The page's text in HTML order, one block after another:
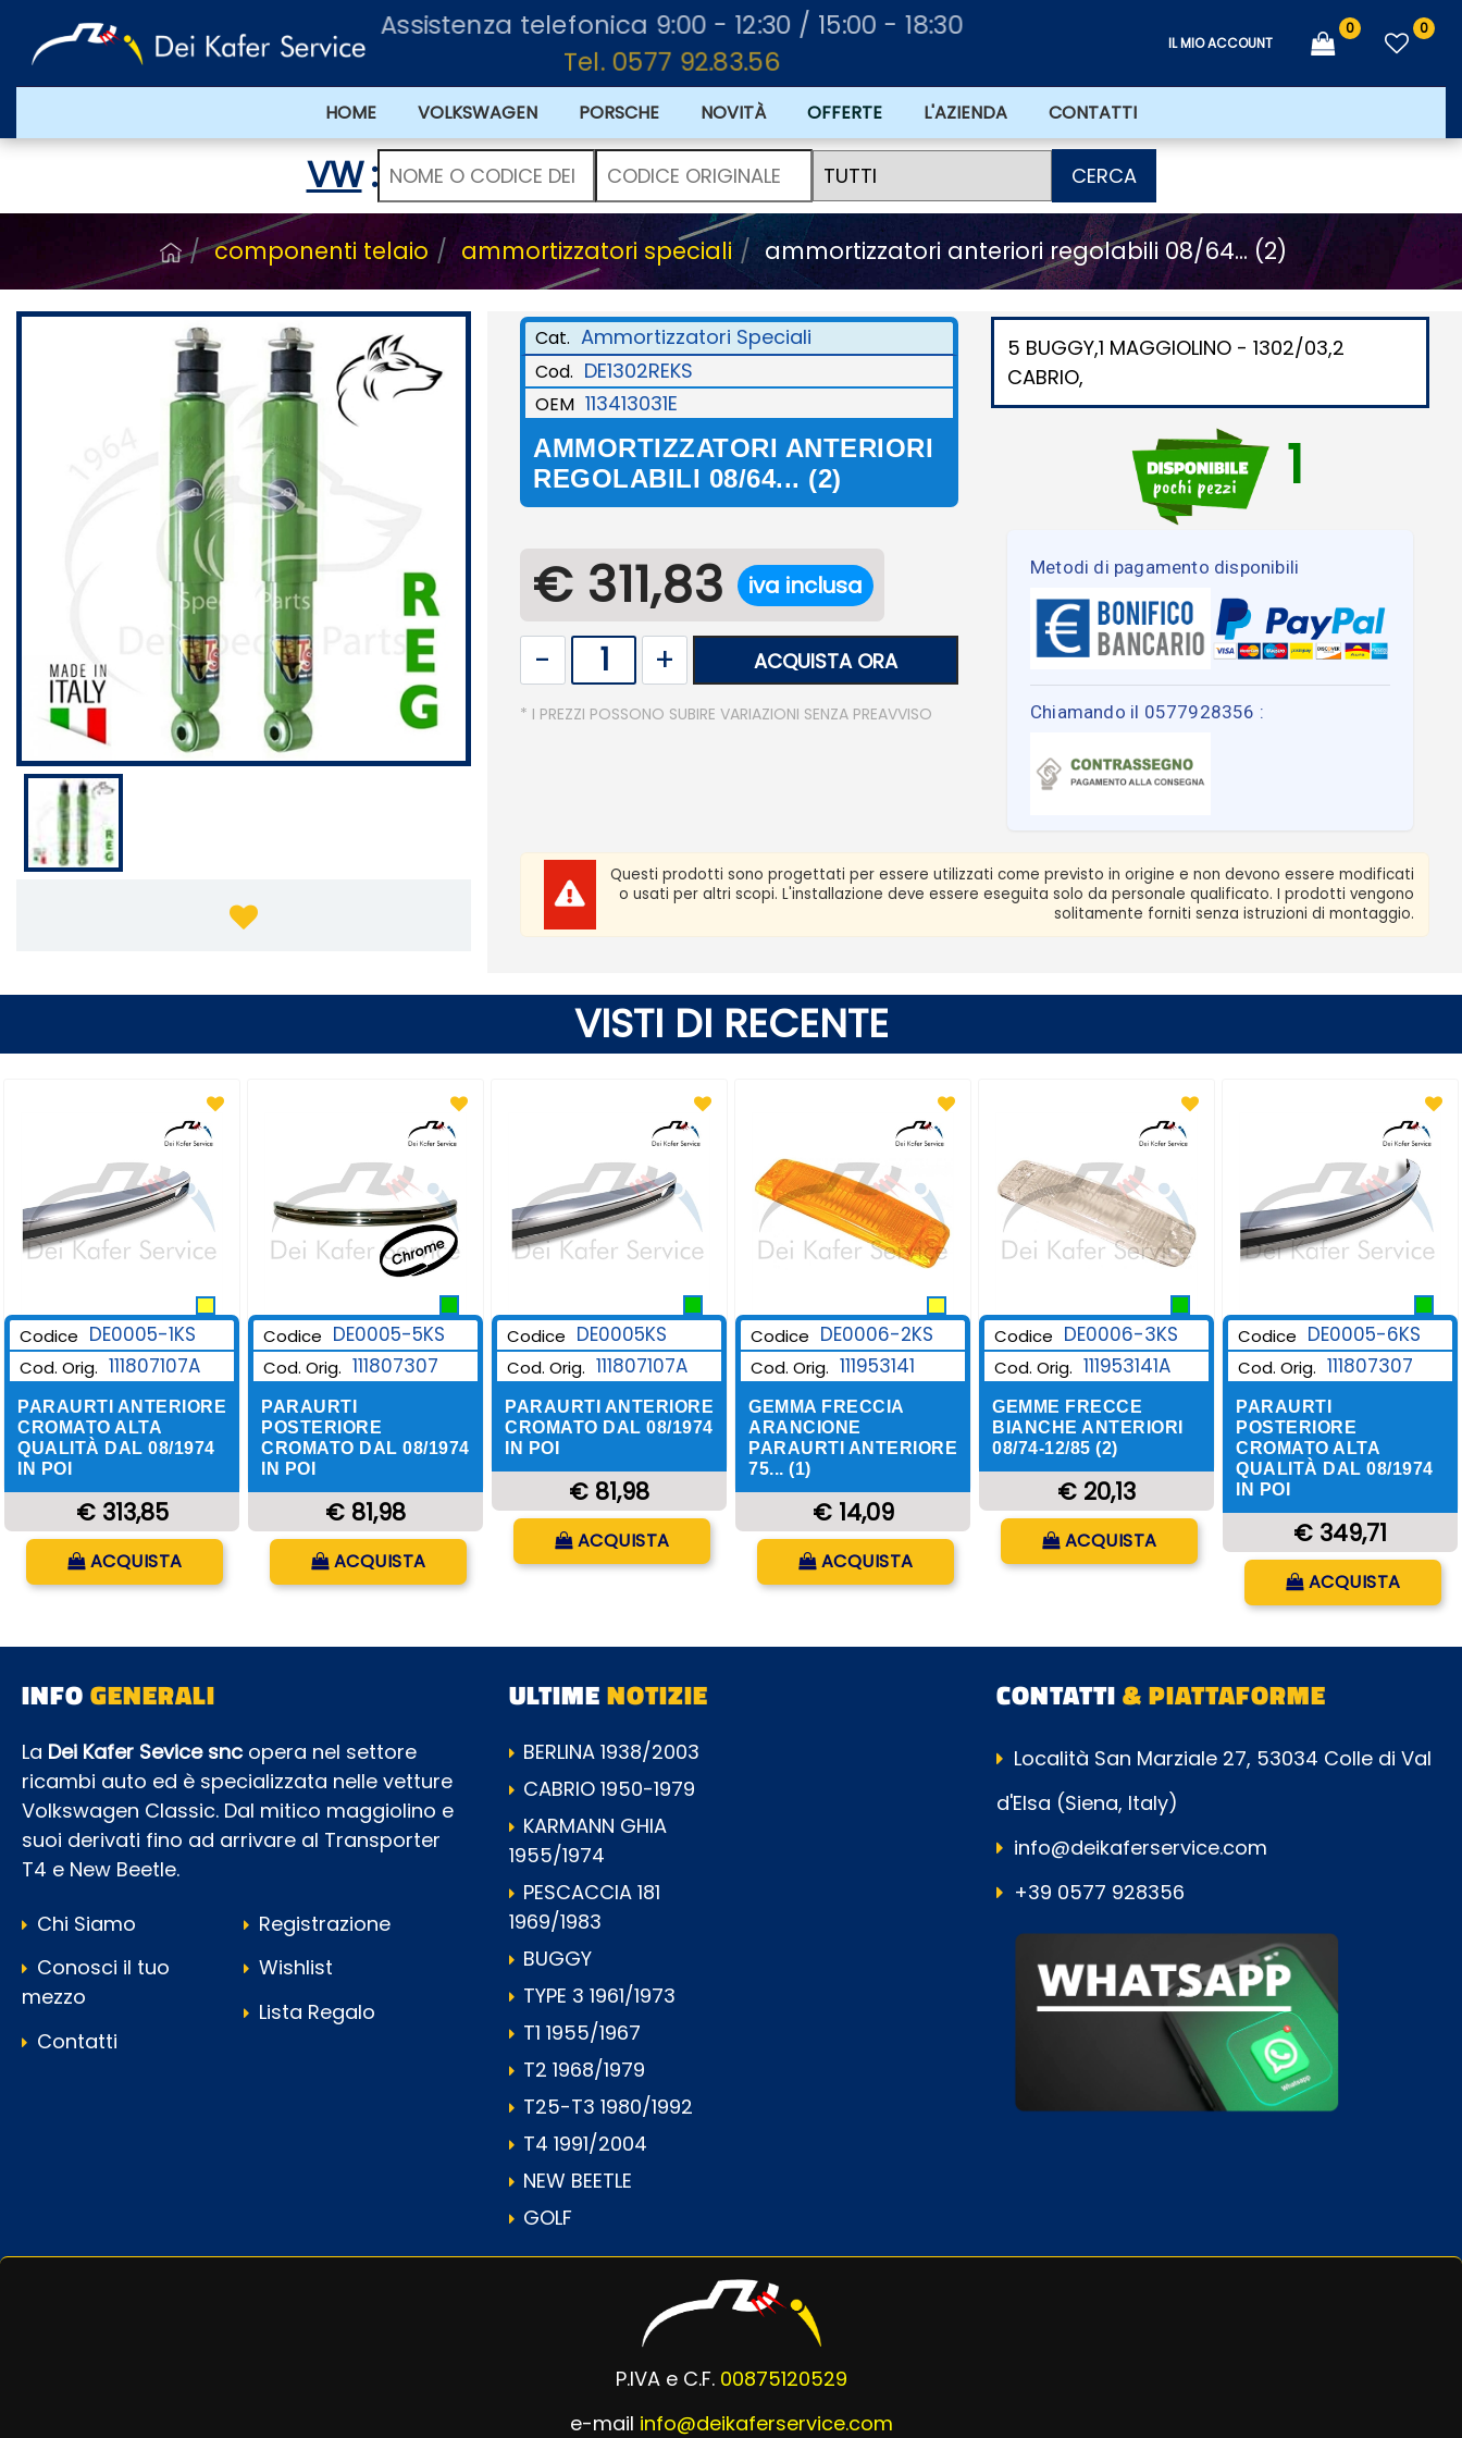
Assistenza telefonica 9:00 - 12:30 / 15:00 - 18:30
Tel. 0577 92.83.56
IL MIO ACCOUNT
0 0
HOME VOLKSWAGEN PORSCHE NOVITÀ OFFERTE L'AZIENDA CONTATTI
VW: CERCA
componenti telaio ammortizzatori speciali ammortizzatori anteriori regolabili 08/64... (2)
Cat. Ammortizzatori Speciali
Cod. DE1302REKS
OEM 113413031E
AMMORTIZZATORI ANTERIORI
REGOLABILI 08/64... (2)
€ 311,83 iva inclusa
ACQUISTA ORA
* I PREZZI POSSONO SUBIRE VARIAZIONI SENZA PREAVVISO
5 BUGGY,1 MAGGIOLINO - 1302/03,2
CABRIO,
1
Metodi di pagamento disponibili
Chiamando il 0577928356 :
Questi prodotti sono progettati per essere utilizzati come previsto in origine e non devono essere modificati
o usati per altri scopi. L'installazione deve essere eseguita solo da personale qualificato. I prodotti vengono
solitamente forniti senza istruzioni di montaggio.
VISTI DI RECENTE
Codice DE0005-1KS
Cod. Orig. 111807107A
PARAURTI ANTERIORE
CROMATO ALTA
QUALITÀ DAL 08/1974
IN POI
€ 313,85
Quantità
ACQUISTA
Codice DE0005-5KS
Cod. Orig. 111807307
PARAURTI
POSTERIORE
CROMATO DAL 08/1974
IN POI
€ 81,98
Quantità
ACQUISTA
Codice DE0005KS
Cod. Orig. 111807107A
PARAURTI ANTERIORE
CROMATO DAL 08/1974
IN POI
€ 81,98
Quantità
ACQUISTA
Codice DE0006-2KS
Cod. Orig. 111953141
GEMMA FRECCIA
ARANCIONE
PARAURTI ANTERIORE
75... (1)
€ 14,09
Quantità
ACQUISTA
Codice DE0006-3KS
Cod. Orig. 111953141A
GEMME FRECCE
BIANCHE ANTERIORI
08/74-12/85 (2)
€ 20,13
Quantità
ACQUISTA
Codice DE0005-6KS
Cod. Orig. 111807307
PARAURTI
POSTERIORE
CROMATO ALTA
QUALITÀ DAL 08/1974
IN POI
€ 349,71
Quantità
ACQUISTA
INFOGENERALI
La Dei Kafer Sevice snc opera nel settore
ricambi auto ed è specializzata nelle vetture
Volkswagen Classic. Dal mitico maggiolino e
suoi derivati fino ad arrivare al Transporter
T4 e New Beetle.
Chi Siamo
Conosci il tuo
mezzo
Contatti
Registrazione
Wishlist
Lista Regalo
ULTIMENOTIZIE
BERLINA 1938/2003
CABRIO 1950-1979
KARMANN GHIA
1955/1974
PESCACCIA 181
1969/1983
BUGGY
TYPE 3 1961/1973
T1 1955/1967
T2 1968/1979
T25-T3 1980/1992
T4 1991/2004
NEW BEETLE
GOLF
CONTATTI& PIATTAFORME
Località San Marziale 27, 53034 Colle di Val
d'Elsa (Siena, Italy)
info@deikaferservice.com
+39 0577 928356
P.IVA e C.F. 00875120529
e-mail info@deikaferservice.com